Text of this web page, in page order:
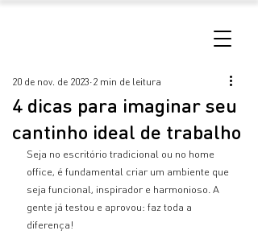
4 dicas para imaginar seu
cantinho ideal de trabalho
20 de nov. de 2023 2 min de leitura
Seja no escritório tradicional ou no home
office, é fundamental criar um ambiente que
seja funcional, inspirador e harmonioso. A
gente já testou e aprovou: faz toda a
diferença!